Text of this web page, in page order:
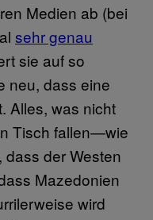
Medien ab (bei
sehr genau
sie auf so
neu, dass eine
Alles, was nicht
Tisch fallen—wie
der Westen
Mazedonien
wird